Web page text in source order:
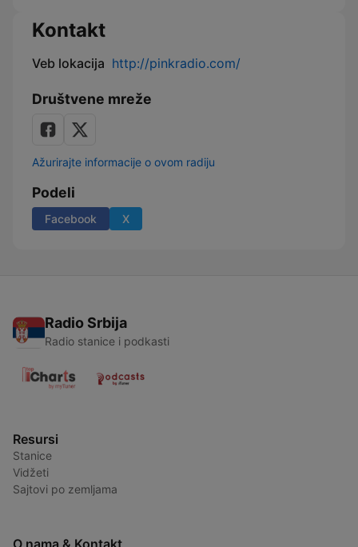
Kontakt
Veb lokacija http://pinkradio.com/
Društvene mreže
Ažurirajte informacije o ovom radiju
Podeli
Facebook X
Radio Srbija
Radio stanice i podkasti
Resursi
Stanice
Vidžeti
Sajtovi po zemljama
O nama & Kontakt